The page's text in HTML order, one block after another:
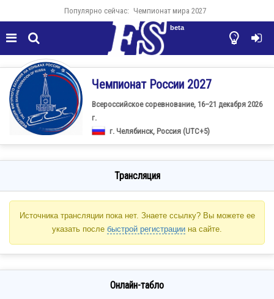
Популярно сейчас: Чемпионат мира 2027
  

beta
Чемпионат России 2027
Всероссийское соревнование, 16–21 декабря 2026
г.
г. Челябинск, Россия (UTC+5)
Трансляция
Источника трансляции пока нет. Знаете ссылку? Вы можете ее
указать после быстрой регистрации на сайте.
Онлайн-табло